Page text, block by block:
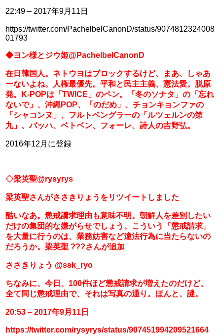
22:49 – 2017年9月11日
https://twitter.com/PachelbelCanonD/status/9074812324008
01793
◆ヨン様とジウ姫@PachelbelCanonD
在日韓国人。ネトウヨはブロックするけど、まあ、しゃあ
ーないよね。人権最優先。平和と民主主義、憲法愛。脱原
発。K-POPは「TWICE」のペン。「冬のソナタ」の「忘れ
ないで」、沖縄POP、「のだめ」、チョンキョンファの
「シャコンヌ」、フルトベングラーの「ルツェルンの第
九」、バッハ、ベトベン、フォーレ、詩人の吉野弘。
2016年12月に登録
◇梁英聖@rysyrys
梁英聖さんがささきりょうをリツイートしました
酷いなあ。懲戒請求理由も意味不明。朝鮮人を差別したい
だけの集団的な嫌がらせでしょう。こういう「懲戒請求」
を大量に行うのは、業務妨害など違法行為に当たらないの
だろうか。梁英聖 ???さんが追加
ささきりょう @ssk_ryo
ちなみに、今日、100件ほど懲戒請求が増えたのだけど、
全て同じ懲戒理由で、それは写真の通り。ほんと、謎。
20:53 – 2017年9月11日
https://twitter.com/rysyrys/status/907451994209521664